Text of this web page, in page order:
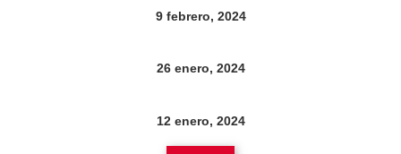
9 febrero, 2024
26 enero, 2024
12 enero, 2024